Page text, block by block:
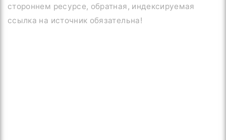
стороннем ресурсе, обратная, индексируемая
ссылка на источник обязательна!